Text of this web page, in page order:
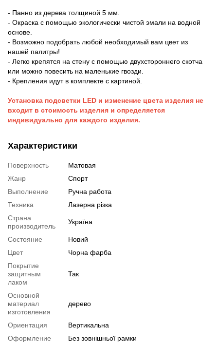
- Панно из дерева толщиной 5 мм.
- Окраска с помощью экологически чистой эмали на водной
основе.
- Возможно подобрать любой необходимый вам цвет из
нашей палитры!
- Легко крепятся на стену с помощью двухстороннего скотча
или можно повесить на маленькие гвозди.
- Крепления идут в комплекте с картиной.
Установка подсветки LED и изменение цвета изделия не
входит в стоимость изделия и определяется
индивидуально для каждого изделия.
Характеристики
Поверхность
Матовая
Жанр
Спорт
Выполнение
Ручна работа
Техника
Лазерна різка
Страна
производитель
Україна
Состояние
Новий
Цвет
Чорна фарба
Покрытие
защитным
лаком
Так
Основной
материал
изготовления
дерево
Ориентация
Вертикальна
Оформление
Без зовнішньої рамки